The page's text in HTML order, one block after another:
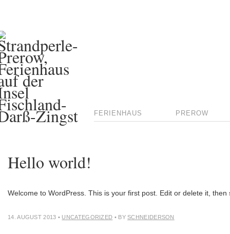
FERIENHAUS PREROW
Hello world!
Welcome to WordPress. This is your first post. Edit or delete it, then
14. AUGUST 2013 • UNCATEGORIZED • BYSCHNEIDERSON